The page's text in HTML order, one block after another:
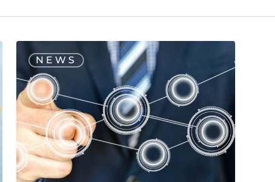
in
der
Digitalisierung:
Neues
in
2021
NEWS